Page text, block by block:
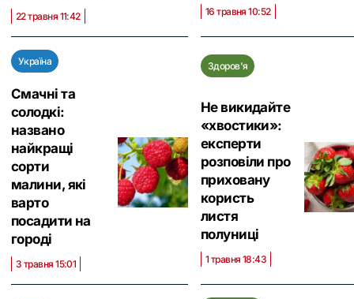
22 травня 11:42 16 травня 10:52
Україна
Смачні та
солодкі:
названо
найкращі
сорти
малини, які
варто
посадити на
городі
3 травня 15:01
Здоров'я
Не викидайте
«хвостики»:
експерти
розповіли про
приховану
користь
листя
полуниці
1 травня 18:43